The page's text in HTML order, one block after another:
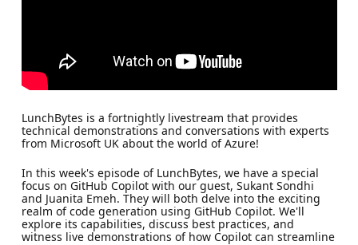
LunchBytes is a fortnightly livestream that provides
technical demonstrations and conversations with experts
from Microsoft UK about the world of Azure!
In this week's episode of LunchBytes, we have a special
focus on GitHub Copilot with our guest, Sukant Sondhi
and Juanita Emeh. They will both delve into the exciting
realm of code generation using GitHub Copilot. We'll
explore its capabilities, discuss best practices, and
witness live demonstrations of how Copilot can streamline